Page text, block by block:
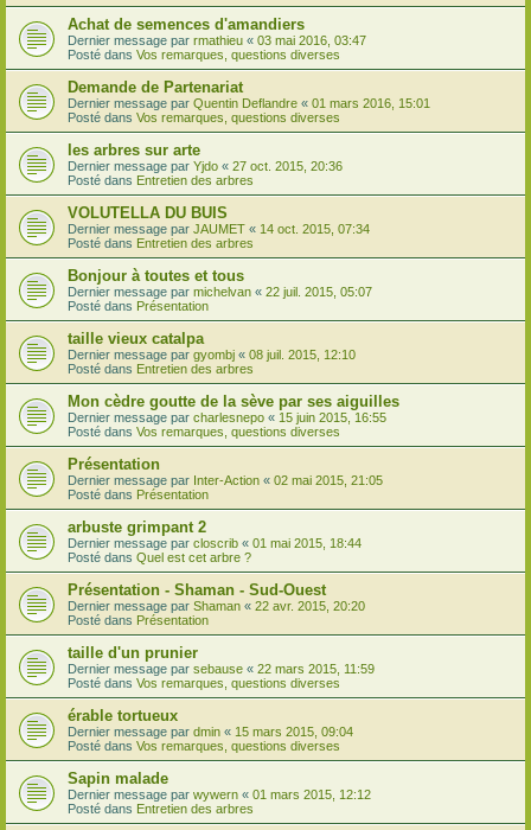
Achat de semences d'amandiers
Dernier message par rmathieu « 03 mai 2016, 03:47
Posté dans Vos remarques, questions diverses
Demande de Partenariat
Dernier message par Quentin Deflandre « 01 mars 2016, 15:01
Posté dans Vos remarques, questions diverses
les arbres sur arte
Dernier message par Yjdo « 27 oct. 2015, 20:36
Posté dans Entretien des arbres
VOLUTELLA DU BUIS
Dernier message par JAUMET « 14 oct. 2015, 07:34
Posté dans Entretien des arbres
Bonjour à toutes et tous
Dernier message par michelvan « 22 juil. 2015, 05:07
Posté dans Présentation
taille vieux catalpa
Dernier message par gyombj « 08 juil. 2015, 12:10
Posté dans Entretien des arbres
Mon cèdre goutte de la sève par ses aiguilles
Dernier message par charlesnepo « 15 juin 2015, 16:55
Posté dans Vos remarques, questions diverses
Présentation
Dernier message par Inter-Action « 02 mai 2015, 21:05
Posté dans Présentation
arbuste grimpant 2
Dernier message par closcrib « 01 mai 2015, 18:44
Posté dans Quel est cet arbre ?
Présentation - Shaman - Sud-Ouest
Dernier message par Shaman « 22 avr. 2015, 20:20
Posté dans Présentation
taille d'un prunier
Dernier message par sebause « 22 mars 2015, 11:59
Posté dans Vos remarques, questions diverses
érable tortueux
Dernier message par dmin « 15 mars 2015, 09:04
Posté dans Vos remarques, questions diverses
Sapin malade
Dernier message par wywern « 01 mars 2015, 12:12
Posté dans Entretien des arbres